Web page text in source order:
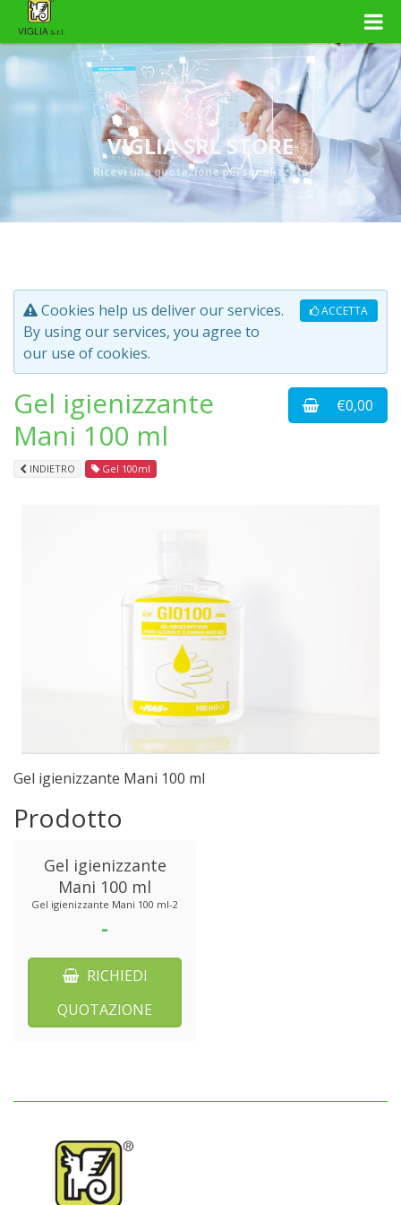
VIGLIA SRL STORE
Ricevi una quotazione personalizzata
ACCETTA
Cookies help us deliver our services.
By using our services, you agree to
our use of cookies.
€0,00
Gel igienizzante
Mani 100 ml
INDIETRO Gel 100ml
Gel igienizzante Mani 100 ml
Prodotto
Gel igienizzante
Mani 100 ml
Gel igienizzante Mani 100 ml-2
-
RICHIEDI
QUOTAZIONE